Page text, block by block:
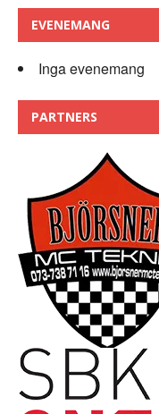
EVENEMANG
Inga evenemang
PARTNERS